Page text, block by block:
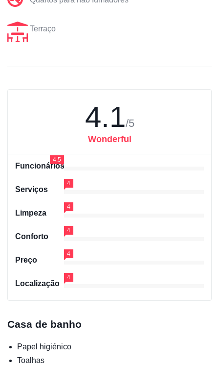
Terraço
4.1/5
Wonderful
Funcionários
4.5
Serviços
4
Limpeza
4
Conforto
4
Preço
4
Localização
4
Casa de banho
Papel higiénico
Toalhas